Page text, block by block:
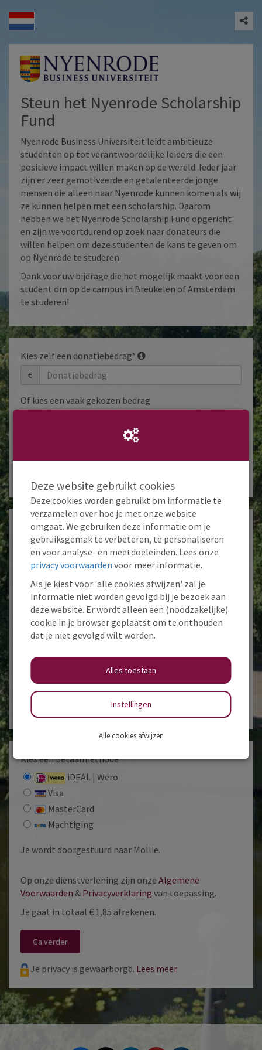
Steun het Nyenrode Scholarship
Fund
Nyenrode Business Universiteit leidt ambitieuze
studenten op tot verantwoordelijke leiders die een
positieve impact willen maken op de wereld. Ieder jaar
zijn er zeer gemotiveerde en getalenteerde jonge
mensen die alleen naar Nyenrode kunnen komen als wij
ze kunnen helpen met een scholarship. Daarom
hebben we het Nyenrode Scholarship Fund opgericht
en zijn we voortdurend op zoek naar donateurs die
willen helpen om deze studenten de kans te geven om
op Nyenrode te studeren.
Dank voor uw bijdrage die het mogelijk maakt voor een
student om op de campus in Breukelen of Amsterdam
te studeren!
Kies zelf een donatiebedrag*
€
Of kies een vaak gekozen bedrag
Ik wil bijdragen aan de transactiekosten en betaal
€ 1,85 extra
Doneren als persoon
Doneren als bedrijf
Voornaam*
Tussenv. Achternaam*
E-mailadres*
Kies een betaalmethode
iDEAL | Wero
Visa
MasterCard
Machtiging
Je wordt doorgestuurd naar Mollie.
Op onze dienstverlening zijn onze Algemene
Voorwaarden & Privacyverklaring van toepassing.
Je gaat in totaal € 1,85 afrekenen.
Ga verder
Je privacy is gewaarborgd. Lees meer
Deze website gebruikt cookies
Deze cookies worden gebruikt om informatie te
verzamelen over hoe je met onze website
omgaat. We gebruiken deze informatie om je
gebruiksgemak te verbeteren, te personaliseren
en voor analyse- en meetdoeleinden. Lees onze
privacy voorwaarden voor meer informatie.
Als je kiest voor 'alle cookies afwijzen' zal je
informatie niet worden gevolgd bij je bezoek aan
deze website. Er wordt alleen een (noodzakelijke)
cookie in je browser geplaatst om te onthouden
dat je niet gevolgd wilt worden.
Alles toestaan
Instellingen
Alle cookies afwijzen